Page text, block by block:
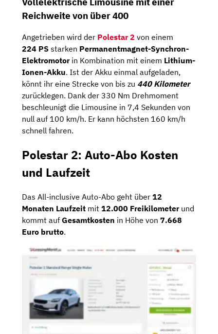
Reichweite von über 400
Angetrieben wird der Polestar 2 von einem
224 PS starken Permanentmagnet-Synchron-
Elektromotor in Kombination mit einem Lithium-
Ionen-Akku. Ist der Akku einmal aufgeladen,
könnt ihr eine Strecke von bis zu 440 Kilometer
zurücklegen. Dank der 330 Nm Drehmoment
beschleunigt die Limousine in 7,4 Sekunden von
null auf 100 km/h. Er kann höchsten 160 km/h
schnell fahren.
Polestar 2: Auto-Abo Kosten
und Laufzeit
Das All-inclusive Auto-Abo geht über 12
Monaten Laufzeit mit 12.000 Freikilometer und
kommt auf Gesamtkosten in Höhe von 7.668
Euro brutto.